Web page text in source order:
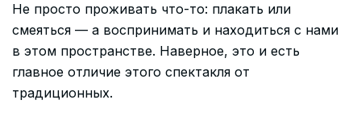
Не просто проживать что-то: плакать или
смеяться — а воспринимать и находиться с нами
в этом пространстве. Наверное, это и есть
главное отличие этого спектакля от
традиционных.